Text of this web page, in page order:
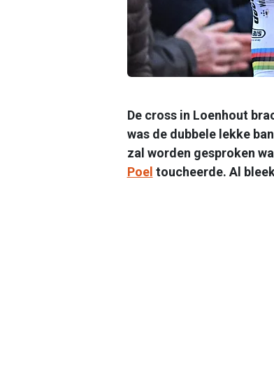
De cross in Loenhout
was de dubbele lekke
zal worden gesproken
Poel toucheerde. Al